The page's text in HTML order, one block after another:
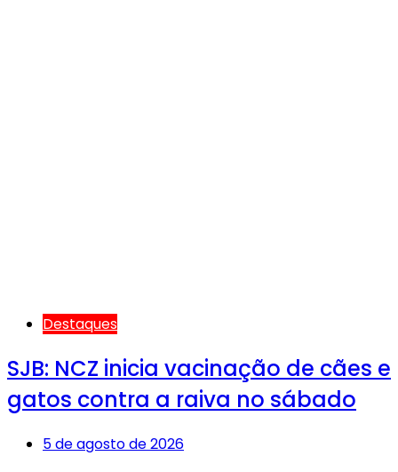
Destaques
SJB: NCZ inicia vacinação de cães e
gatos contra a raiva no sábado
5 de agosto de 2026